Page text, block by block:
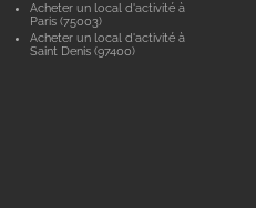
Acheter un local d'activité à
Paris (75003)
Acheter un local d'activité à
Saint Denis (97400)